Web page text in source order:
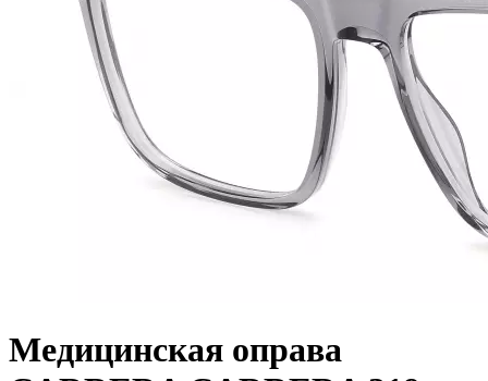
Медицинская оправа